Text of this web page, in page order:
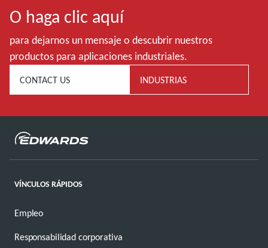
O haga clic aquí
para dejarnos un mensaje o descubrir nuestros
productos para aplicaciones industriales.
CONTACT US INDUSTRIAS
VÍNCULOS RÁPIDOS
Empleo
Responsabilidad corporativa